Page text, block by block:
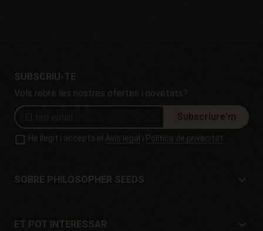
SUBSCRIU-TE
Vols rebre les nostres ofertes i novetats?
Subscriure'm
He llegit i accepto el Avís legal i Política de privacitat
SOBRE PHILOSOPHER SEEDS
Situació i Contacte
ET POT INTERESSAR